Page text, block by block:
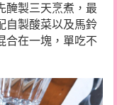
醃製三天烹煮，最
自製酸菜以及馬鈴
合在一塊，單吃不